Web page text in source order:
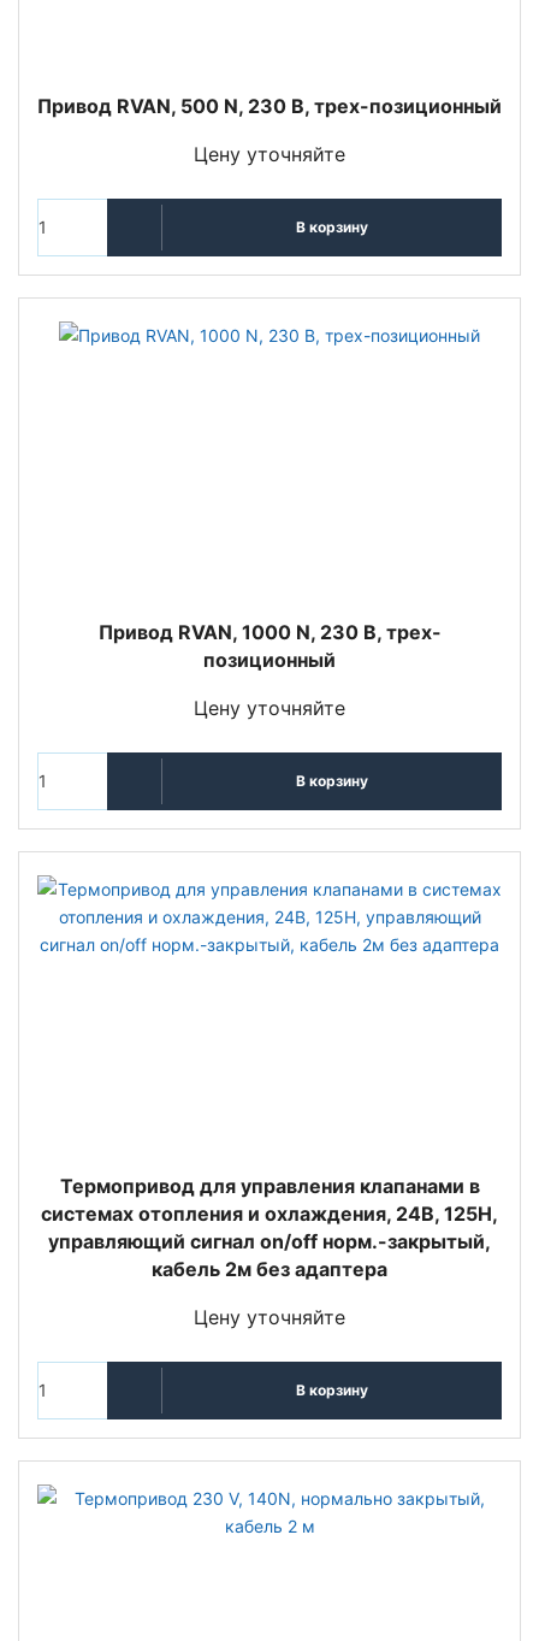
Привод RVAN, 500 N, 230 В, трех-позиционный
Цену уточняйте
В корзину
Привод RVAN, 1000 N, 230 В, трех-
позиционный
Цену уточняйте
В корзину
Термопривод для управления клапанами в
системах отопления и охлаждения, 24В, 125Н,
управляющий сигнал on/off норм.-закрытый,
кабель 2м без адаптера
Цену уточняйте
В корзину